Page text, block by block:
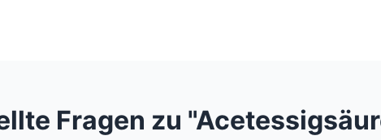
Fragen zu